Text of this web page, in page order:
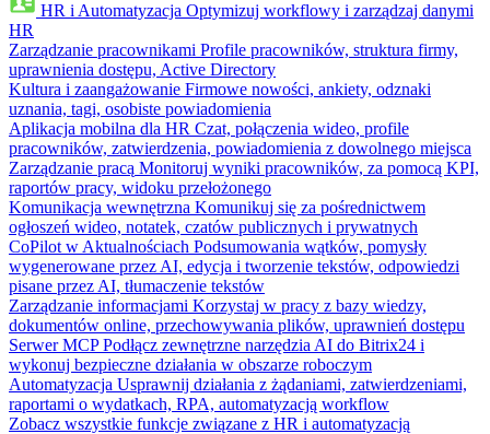
HR i Automatyzacja Optymizuj workflowy i zarządzaj danymi
HR
Zarządzanie pracownikami Profile pracowników, struktura firmy,
uprawnienia dostępu, Active Directory
Kultura i zaangażowanie Firmowe nowości, ankiety, odznaki
uznania, tagi, osobiste powiadomienia
Aplikacja mobilna dla HR Czat, połączenia wideo, profile
pracowników, zatwierdzenia, powiadomienia z dowolnego miejsca
Zarządzanie pracą Monitoruj wyniki pracowników, za pomocą KPI,
raportów pracy, widoku przełożonego
Komunikacja wewnętrzna Komunikuj się za pośrednictwem
ogłoszeń wideo, notatek, czatów publicznych i prywatnych
CoPilot w Aktualnościach Podsumowania wątków, pomysły
wygenerowane przez AI, edycja i tworzenie tekstów, odpowiedzi
pisane przez AI, tłumaczenie tekstów
Zarządzanie informacjami Korzystaj w pracy z bazy wiedzy,
dokumentów online, przechowywania plików, uprawnień dostępu
Serwer MCP Podłącz zewnętrzne narzędzia AI do Bitrix24 i
wykonuj bezpieczne działania w obszarze roboczym
Automatyzacja Usprawnij działania z żądaniami, zatwierdzeniami,
raportami o wydatkach, RPA, automatyzacją workflow
Zobacz wszystkie funkcje związane z HR i automatyzacją